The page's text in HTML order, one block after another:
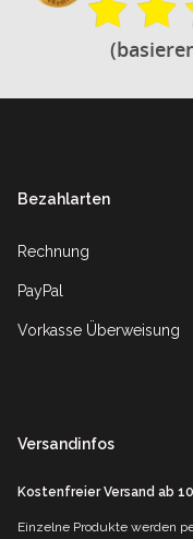
Bezahlarten
Rechnung
PayPal
Vorkasse Überweisung
Versandinfos
Kostenfreier Versand ab
Einzelne Produkte werden